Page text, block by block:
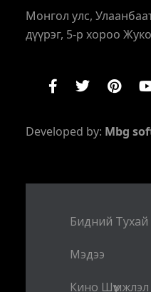
Монгол улс,
дүүрэг, 5-р хороо
Developed by: Mbg
Бидний Тухай
Мэдээ
Кино Шүүмжлэл